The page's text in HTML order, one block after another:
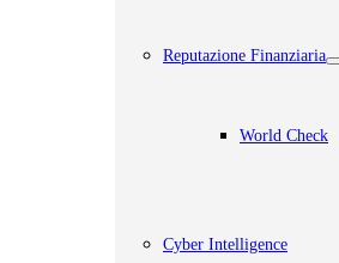
Reputazione Finanziaria
World Check
Cyber Intelligence